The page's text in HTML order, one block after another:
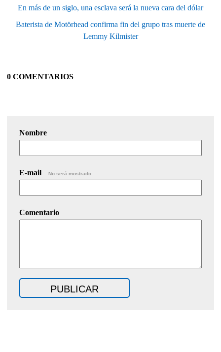
En más de un siglo, una esclava será la nueva cara del dólar
Baterista de Motörhead confirma fin del grupo tras muerte de
Lemmy Kilmister
0 COMENTARIOS
Nombre
E-mail No será mostrado.
Comentario